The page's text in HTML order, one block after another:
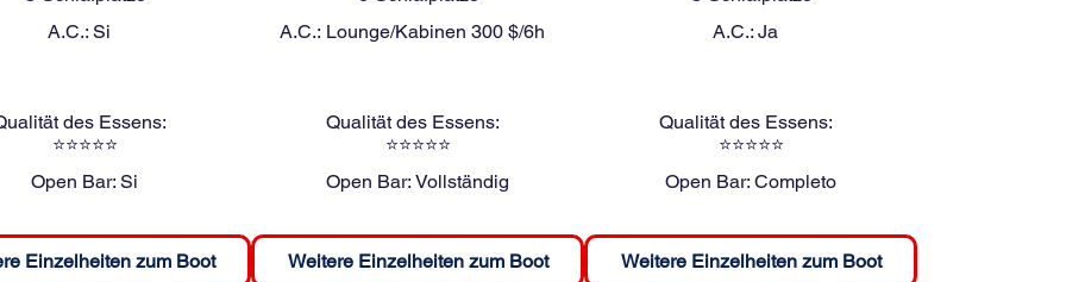
A.C.: Si
des Essens:
⭐⭐⭐⭐⭐
Open Bar: Si
Einzelheiten zum Boot
A.C.: Lounge/Kabinen 300 $/6h
Qualität des Essens:
⭐⭐⭐⭐⭐
Open Bar: Vollständig
Weitere Einzelheiten zum Boot
A.C.: Ja
Qualität des Essens:
⭐⭐⭐⭐⭐
Open Bar: Completo
Weitere Einzelheiten zum Boot